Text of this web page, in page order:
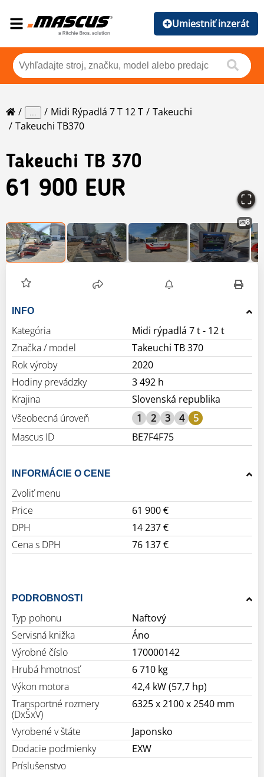
Umiestniť inzerát
... Midi Rýpadlá 7 T 12 T
Takeuchi
Takeuchi TB370
Takeuchi TB 370
61 900 EUR
8
INFO
Kategória
Midi rýpadlá 7 t - 12 t
Značka / model
Takeuchi TB 370
Rok výroby
2020
Hodiny prevádzky
3 492 h
Krajina
Slovenská republika
Všeobecná úroveň
1 2 3 4
5
Mascus ID
BE7F4F75
INFORMÁCIE O CENE
Zvoliť menu
Price
61 900 €
DPH
14 237 €
Cena s DPH
76 137 €
PODROBNOSTI
Typ pohonu
Naftový
Servisná knižka
Áno
Výrobné číslo
170000142
Hrubá hmotnosť
6 710 kg
Výkon motora
42,4 kW (57,7 hp)
Transportné rozmery
(DxŠxV)
6325 x 2100 x 2540 mm
Vyrobené v štáte
Japonsko
Dodacie podmienky
EXW
Príslušenstvo